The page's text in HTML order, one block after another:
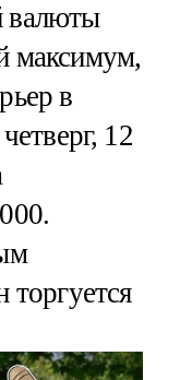
валюты
максимум,
в
12
торгуется